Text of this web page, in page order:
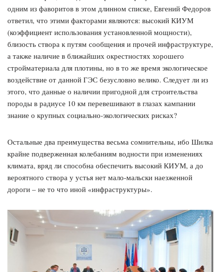
одним из фаворитов в этом длинном списке, Евгений Федоров
ответил, что этими факторами являются: высокий КИУМ
(коэффициент использования установленной мощности),
близость створа к путям сообщения и прочей инфраструктуре,
а также наличие в ближайших окрестностях хорошего
стройматериала для плотины, но в то же время экологическое
воздействие от данной ГЭС безусловно велико. Следует ли из
этого, что данные о наличии пригодной для строительства
породы в радиусе 10 км перевешивают в глазах кампании
знание о крупных социально-экологических рисках?
Остальные два преимущества весьма сомнительны, ибо Шилка
крайне подверженная колебаниям водности при изменениях
климата, вряд ли способна обеспечить высокий КИУМ, а до
вероятного створа у устья нет мало-мальски наезженной
дороги – не то что иной «инфраструктуры».